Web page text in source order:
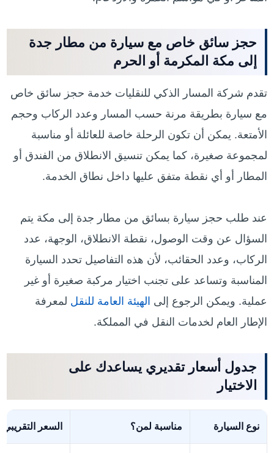
حجز سائق خاص مع سيارة من مطار جدة
إلى مكة المكرمة أو الحرم
تقدم شركة المسار الذكي للنقليات خدمة حجز سائق خاص
مع سيارة بطريقة مرنة حسب المسار وعدد الركاب وحجم
الأمتعة. يمكن أن تكون الرحلة خاصة للعائلة أو مناسبة
لمجموعة صغيرة، كما يمكن تنسيق الانطلاق من الفندق أو
المطار أو أي نقطة متفق عليها داخل نطاق الخدمة.
عند طلب حجز سيارة بسائق من مطار جدة إلى مكة يتم
السؤال عن وقت الوصول، نقطة الانطلاق، الوجهة، عدد
الركاب، وعدد الحقائب، لأن هذه التفاصيل تحدد السيارة
المناسبة وتساعد على تجنب اختيار مركبة صغيرة أو غير
عملية. ويمكن الرجوع إلى الهيئة العامة للنقل لمعرفة
الإطار العام لخدمات النقل في المملكة.
جدول أسعار تقديري يساعدك على
الاختيار
نوع السيارة مناسبة لمن؟ السعر التقريبي